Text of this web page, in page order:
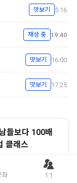
맛보기 5:16
재생 중 19:40
맛보기 16:00
맛보기 17:25
들보다 100배
클래스
좌 1:1